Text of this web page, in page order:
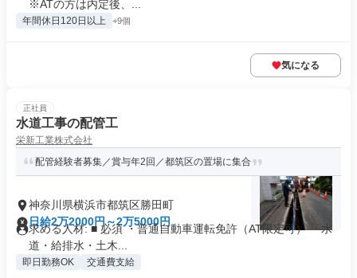
※ATの方は内定後、...
年間休日120日以上 +9個
気になる
正社員
水道工事の配管工
栄新工業株式会社
配管経験者募集／賞与年2回／都筑区の置場に集合
神奈川県横浜市都筑区勝田町
日給2万2000円～2万5000円
求める人材: ■ 必須 ・普通自動車運転免許（AT限定可） ・水
道・給排水・土木...
即日勤務OK 交通費支給